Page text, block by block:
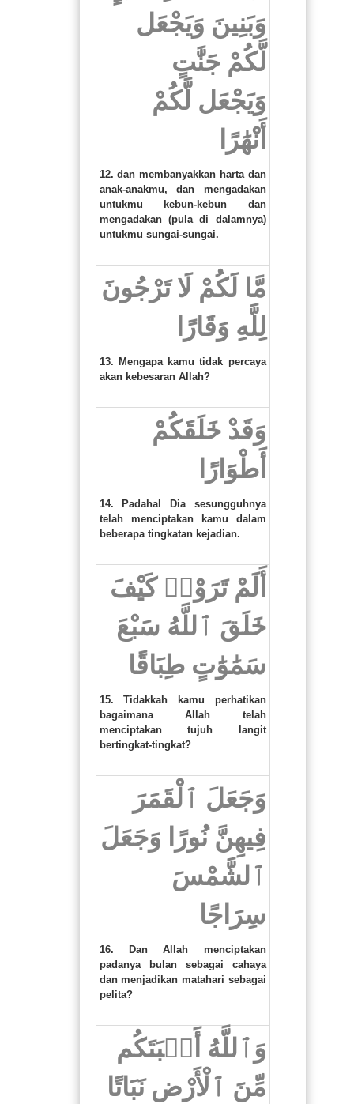
وَبَنِينَ وَيَجْعَل
لَّكُمْ جَنَّٰتٍ
وَيَجْعَل لَّكُمْ
أَنْهَٰرًا
12. dan membanyakkan harta dan
anak-anakmu, dan mengadakan
untukmu kebun-kebun dan
mengadakan (pula di dalamnya)
untukmu sungai-sungai.
مَّا لَكُمْ لَا تَرْجُونَ
لِلَّهِ وَقَارًا
13. Mengapa kamu tidak percaya
akan kebesaran Allah?
وَقَدْ خَلَقَكُمْ
أَطْوَارًا
14. Padahal Dia sesungguhnya
telah menciptakan kamu dalam
beberapa tingkatan kejadian.
أَلَمْ تَرَوْا۟ كَيْفَ
خَلَقَ ٱللَّهُ سَبْعَ
سَمَٰوَٰتٍ طِبَاقًا
15. Tidakkah kamu perhatikan
bagaimana Allah telah
menciptakan tujuh langit
bertingkat-tingkat?
وَجَعَلَ ٱلْقَمَرَ
فِيهِنَّ نُورًا وَجَعَلَ
ٱلشَّمْسَ
سِرَاجًا
16. Dan Allah menciptakan
padanya bulan sebagai cahaya
dan menjadikan matahari sebagai
pelita?
وَٱللَّهُ أَنۢبَتَكُم
مِّنَ ٱلْأَرْضِ نَبَاتًا